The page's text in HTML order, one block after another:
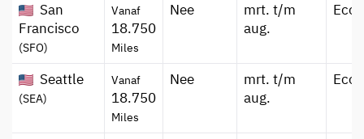
San
Francisco
(SFO)
Vanaf
18.750
Miles
Nee
mrt. t/m
aug.
Seattle
(SEA)
Vanaf
18.750
Miles
Nee
mrt. t/m
aug.